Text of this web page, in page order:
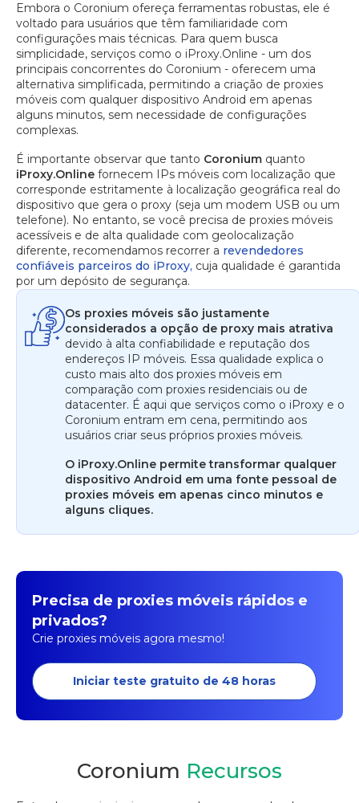
Embora o Coronium ofereça ferramentas robustas, ele é
voltado para usuários que têm familiaridade com
configurações mais técnicas. Para quem busca
simplicidade, serviços como o iProxy.Online - um dos
principais concorrentes do Coronium - oferecem uma
alternativa simplificada, permitindo a criação de proxies
móveis com qualquer dispositivo Android em apenas
alguns minutos, sem necessidade de configurações
complexas.
É importante observar que tanto Coronium quanto
iProxy.Online fornecem IPs móveis com localização que
corresponde estritamente à localização geográfica real do
dispositivo que gera o proxy (seja um modem USB ou um
telefone). No entanto, se você precisa de proxies móveis
acessíveis e de alta qualidade com geolocalização
diferente, recomendamos recorrer a revendedores
confiáveis parceiros do iProxy, cuja qualidade é garantida
por um depósito de segurança.
Os proxies móveis são justamente
considerados a opção de proxy mais atrativa
devido à alta confiabilidade e reputação dos
endereços IP móveis. Essa qualidade explica o
custo mais alto dos proxies móveis em
comparação com proxies residenciais ou de
datacenter. É aqui que serviços como o iProxy e o
Coronium entram em cena, permitindo aos
usuários criar seus próprios proxies móveis.
O iProxy.Online permite transformar qualquer
dispositivo Android em uma fonte pessoal de
proxies móveis em apenas cinco minutos e
alguns cliques.
Precisa de proxies móveis rápidos e
privados?
Crie proxies móveis agora mesmo!
Iniciar teste gratuito de 48 horas
Coronium Recursos